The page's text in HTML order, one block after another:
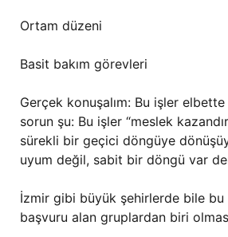
Ortam düzeni
Basit bakım görevleri
Gerçek konuşalım: Bu işler
sorun şu: Bu işler “meslek
sürekli bir geçici döngüye
uyum değil, sabit bir döngü var
İzmir gibi büyük şehirlerde bile bu
başvuru alan gruplardan biri